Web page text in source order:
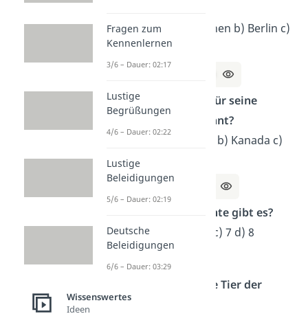
Auswahl: a) München b) Berlin c)
Frankfurt d) Köln
Welches Land ist für seine
Pandabären bekannt?
Auswahl: a) Indien b) Kanada c)
China d) Japan
Lösung:
c) China
Wie viele Kontinente gibt es?
Auswahl: a) 5 b) 6 c) 7 d) 8
Was ist das größte Tier der
Welt?
Fragen zum
Kennenlernen
3/6 – Dauer: 02:17
Lustige
Begrüßungen
4/6 – Dauer: 02:22
Lustige
Beleidigungen
5/6 – Dauer: 02:19
Deutsche
Beleidigungen
6/6 – Dauer: 03:29
Wissenswertes
Ideen